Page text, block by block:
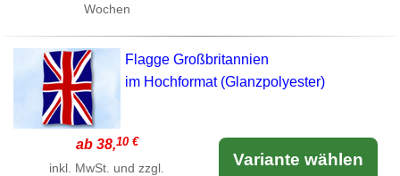
Wochen
Flagge Großbritannien
im Hochformat (Glanzpolyester)
ab 38,10 €
inkl. MwSt. und zzgl.
Variante wählen